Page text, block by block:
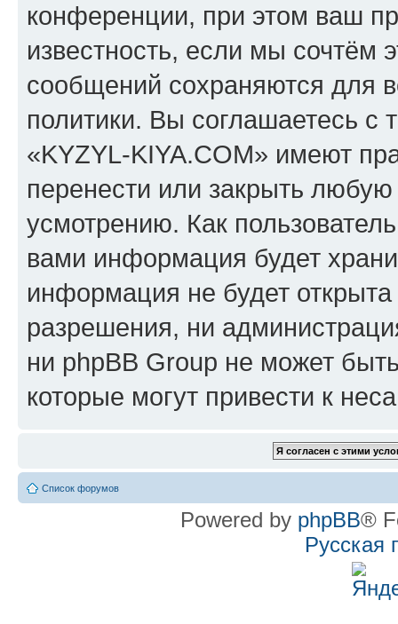
конференции, при этом ваш
известность, если мы сочтём
сообщений сохраняются для
политики. Вы соглашаетесь
«KYZYL-KIYA.COM» имеют
перенести или закрыть
усмотрению. Как
вами информация будет
информация не будет
разрешения, ни
ни phpBB Group не может
которые могут привести к
Список форумов
Powered by phpBB®
Русская